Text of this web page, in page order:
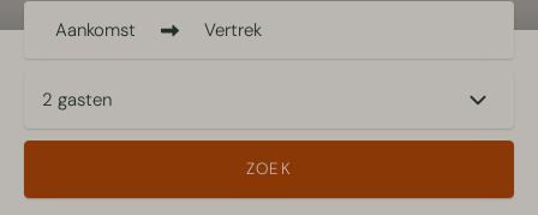
Aankomst Vertrek
2 gasten
ZOEK